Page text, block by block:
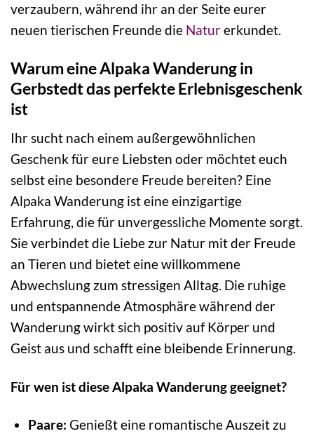
verzaubern, während ihr an der Seite eurer
neuen tierischen Freunde die Naturerkundet.
Warum eine Alpaka Wanderung in
Gerbstedt das perfekte Erlebnisgeschenk
ist
Ihr sucht nach einem außergewöhnlichen
Geschenk für eure Liebsten oder möchtet euch
selbst eine besondere Freude bereiten? Eine
Alpaka Wanderung ist eine einzigartige
Erfahrung, die für unvergessliche Momente sorgt.
Sie verbindet die Liebe zur Natur mit der Freude
an Tieren und bietet eine willkommene
Abwechslung zum stressigen Alltag. Die ruhige
und entspannende Atmosphäre während der
Wanderung wirkt sich positiv auf Körper und
Geist aus und schafft eine bleibende Erinnerung.
Für wen ist diese Alpaka Wanderung geeignet?
Paare: Genießt eine romantische Auszeit zu